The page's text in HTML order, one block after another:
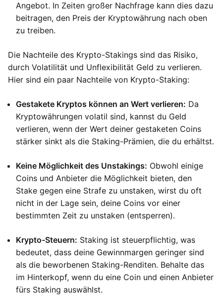
Angebot. In Zeiten großer Nachfrage kann dies dazu
beitragen, den Preis der Kryptowährung nach oben
zu treiben.
Die Nachteile des Krypto-Stakings sind das Risiko,
durch Volatilität und Unflexibilität Geld zu verlieren.
Hier sind ein paar Nachteile von Krypto-Staking:
Gestakete Kryptos können an Wert verlieren: Da
Kryptowährungen volatil sind, kannst du Geld
verlieren, wenn der Wert deiner gestaketen Coins
stärker sinkt als die Staking-Prämien, die du erhältst.
Keine Möglichkeit des Unstakings: Obwohl einige
Coins und Anbieter die Möglichkeit bieten, den
Stake gegen eine Strafe zu unstaken, wirst du oft
nicht in der Lage sein, deine Coins vor einer
bestimmten Zeit zu unstaken (entsperren).
Krypto-Steuern: Staking ist steuerpflichtig, was
bedeutet, dass deine Gewinnmargen geringer sind
als die beworbenen Staking-Renditen. Behalte das
im Hinterkopf, wenn du eine Coin und einen Anbieter
fürs Staking auswählst.